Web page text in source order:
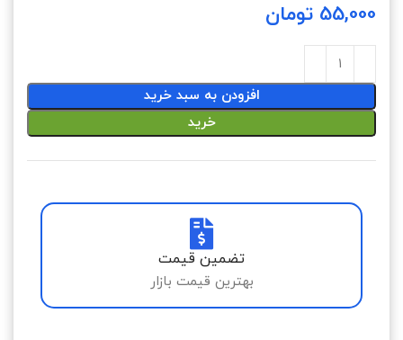
55,000 تومان
افزودن به سبد خرید
خرید
تضمین قیمت
بهترین قیمت بازار